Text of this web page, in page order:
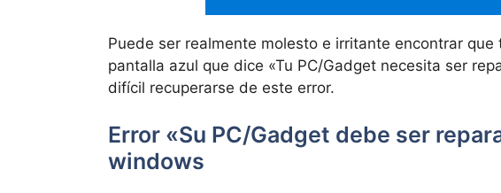
Puede ser realmente molesto e irritante encontrar
pantalla azul que dice «Tu PC/Gadget necesita ser
difícil recuperarse de este error.
Error «Su PC/Gadget debe ser
windows